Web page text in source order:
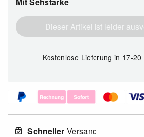
Dieser Artikel ist leider
Kostenlose Lieferungin 17-20
Schneller Versand